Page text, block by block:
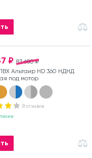
83 680 ₽
₽
Альтаир HD 360 НДНД
под мотор
8 отзывов